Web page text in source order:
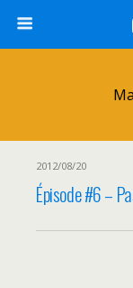
2012/08/20
Épisode #6 –